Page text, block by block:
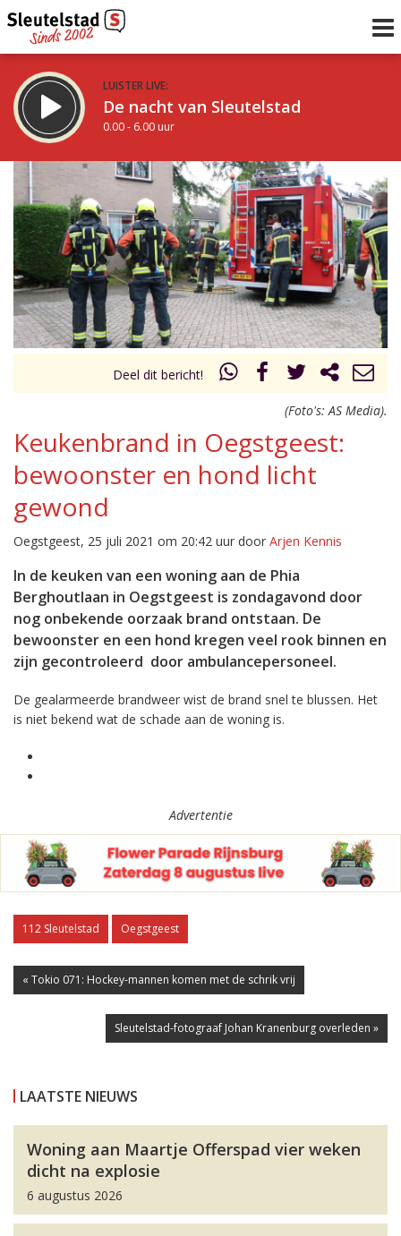
LUISTER LIVE:
De nacht van Sleutelstad
0.00 - 6.00 uur
De ochtend van Sleutelstad
6.00 - 12.00 uur
Vorig uur
uur 1 van 0 Volgend uur
Inklappen
Deel dit bericht!
(Foto's: AS Media).
Keukenbrand in Oegstgeest:
bewoonster en hond licht
gewond
Oegstgeest, 25 juli 2021 om 20:42 uur door Arjen Kennis
In de keuken van een woning aan de Phia
Berghoutlaan in Oegstgeest is zondagavond door
nog onbekende oorzaak brand ontstaan. De
bewoonster en een hond kregen veel rook binnen en
zijn gecontroleerd door ambulancepersoneel.
De gealarmeerde brandweer wist de brand snel te blussen. Het
is niet bekend wat de schade aan de woning is.
Advertentie
112 Sleutelstad Oegstgeest
« Tokio 071: Hockey-mannen komen met de schrik vrij
Sleutelstad-fotograaf Johan Kranenburg overleden »
LAATSTE NIEUWS
Woning aan Maartje Offerspad vier weken
dicht na explosie
6 augustus 2026